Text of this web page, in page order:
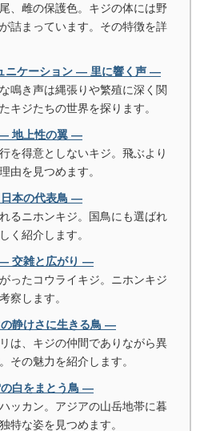
、雌の保護色。キジの体には野
詰まっています。その特徴を詳
ニケーション ― 里に響く声 ―
鳴き声は縄張りや繁殖に深く関
キジたちの世界を探ります。
― 地上性の翼 ―
を得意としないキジ。飛ぶより
由を見つめます。
本の代表鳥 ―
るニホンキジ。国鳥にも選ばれ
く紹介します。
交雑と広がり ―
ったコウライキジ。ニホンキジ
察します。
静けさに生きる鳥 ―
は、キジの仲間でありながら異
その魅力を紹介します。
白をまとう鳥 ―
ッカン。アジアの山岳地帯に暮
特な姿を見つめます。